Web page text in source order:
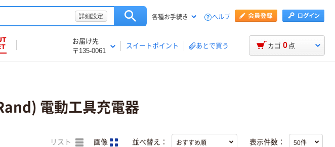
詳細設定 各種お手続き ヘルプ
お届け先
〒135-0061
スイートポイント あとで買う カゴ 0 点
電動工具充電器
リスト 画像 並べ替え： 表示件数：